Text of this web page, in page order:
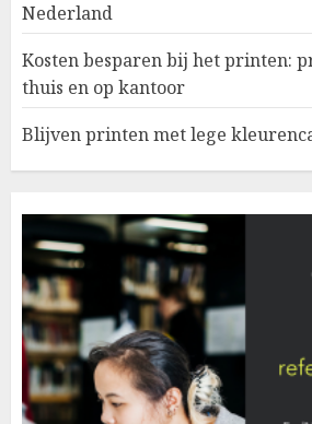
Nederland
Kosten besparen bij het printen:
thuis en op kantoor
Blijven printen met lege